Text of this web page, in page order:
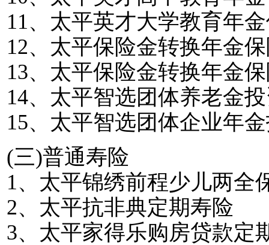
11、太平英才大学教育年
12、太平保险金转换年金
13、太平保险金转换年金
14、太平智选团体养老金
15、太平智选团体企业年
(三)普通寿险
1、太平锦绣前程少儿两全
2、太平抗非典定期寿险
3、太平家得乐购房贷款定